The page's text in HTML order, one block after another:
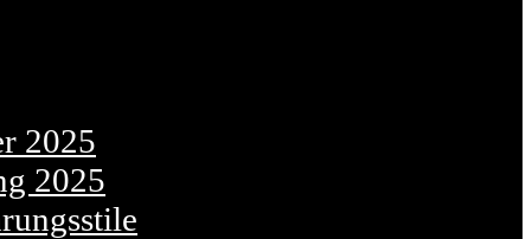
2025
2025